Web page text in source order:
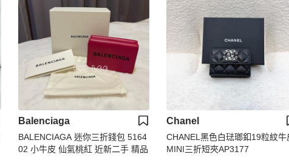
Balenciaga
BALENCIAGA 迷你三折錢包 5164
02 小牛皮 仙氣桃紅 近新二手 精品
Chanel
CHANEL黑色白琺瑯釦19粒紋牛
MINI三折短夾AP3177